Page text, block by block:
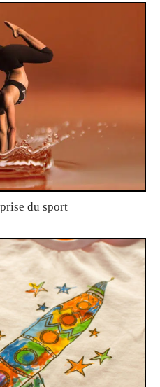
du sport